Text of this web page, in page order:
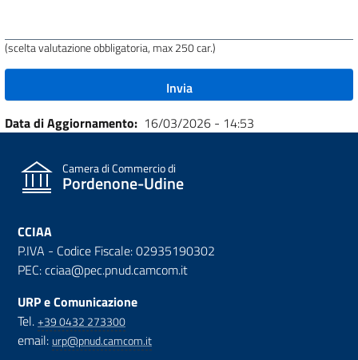
(scelta valutazione obbligatoria, max 250 car.)
Data di Aggiornamento 16/03/2026 - 14:53
Camera di Commercio di
Pordenone-Udine
CCIAA
P.IVA - Codice Fiscale: 02935190302
PEC: cciaa@pec.pnud.camcom.it
URP e Comunicazione
Tel.+39 0432 273300
email: urp@pnud.camcom.it